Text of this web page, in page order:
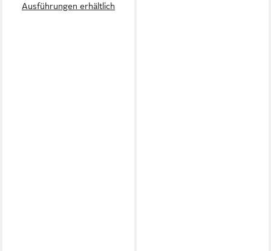
Ausführungen erhältlich